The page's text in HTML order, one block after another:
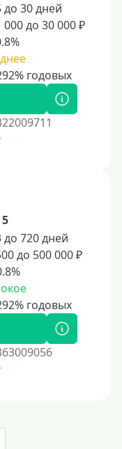
до 30 дней
000 до 30 000 ₽
5
до 720 дней
до 500 000 ₽